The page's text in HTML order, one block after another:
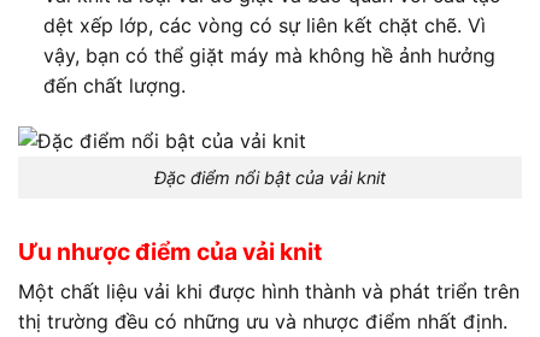
dệt xếp lớp, các vòng có sự liên kết chặt chẽ. Vì
vậy, bạn có thể giặt máy mà không hề ảnh hưởng
đến chất lượng.
Đặc điểm nổi bật của vải knit
Ưu nhược điểm của vải knit
Một chất liệu vải khi được hình thành và phát triển trên
thị trường đều có những ưu và nhược điểm nhất định.